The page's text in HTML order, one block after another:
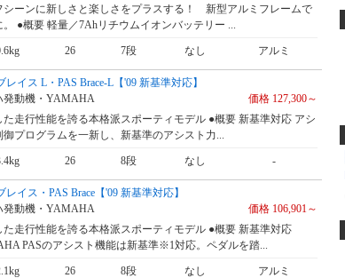
シーンに新しさと楽しさをプラスする！ 新型アルミフレームで
。 ●概要 軽量／7Ahリチウムイオンバッテリー ...
26 7段 なし アルミ
レイス L・PAS Brace-L【'09 新基準対応】
発動機・YAMAHA
価格 127,300～
た走行性能を誇る本格派スポーティモデル ●概要 新基準対応 アシ
御プログラムを一新し、新基準のアシスト力...
26 8段 なし -
レイス・PAS Brace【'09 新基準対応】
発動機・YAMAHA
価格 106,901～
た走行性能を誇る本格派スポーティモデル ●概要 新基準対応
PASのアシスト機能は新基準※1対応。ペダルを踏...
26 8段 なし アルミ